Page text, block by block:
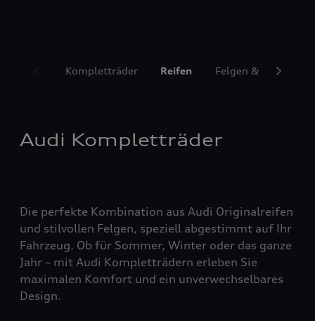
Kompletträder Reifen Felgen &
Audi Kompletträder
Die perfekte Kombination aus Audi Originalreifen
und stilvollen Felgen, speziell abgestimmt auf Ihr
Fahrzeug. Ob für Sommer, Winter oder das ganze
Jahr – mit Audi Kompletträdern erleben Sie
maximalen Komfort und ein unverwechselbares
Design.